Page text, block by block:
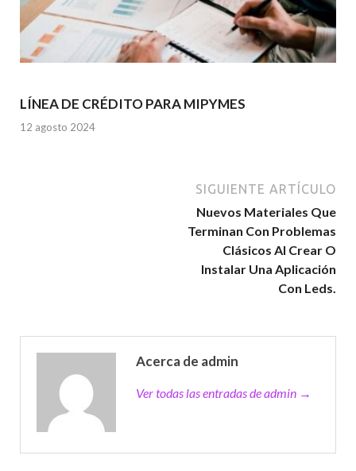
LÍNEA DE CRÉDITO PARA MIPYMES
12 agosto 2024
SIGUIENTE ARTÍCULO
Nuevos Materiales Que
Terminan Con Problemas
Clásicos Al Crear O
Instalar Una Aplicación
Con Leds.
Acerca de admin
Ver todas las entradas de admin →